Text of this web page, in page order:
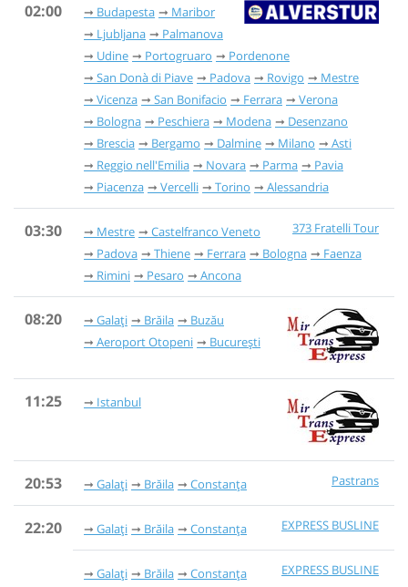
02:00 Budapesta
Maribor
Ljubljana
Palmanova
Udine
Portogruaro
Pordenone
San Donà di Piave
Padova Rovigo
Mestre
Vicenza
San Bonifacio Ferrara
Verona
Bologna
Peschiera Modena
Desenzano
Brescia
Bergamo Dalmine Milano
Asti
Reggio nell'Emilia
Novara Parma
Pavia
Piacenza
Vercelli Torino Alessandria
03:30 373 Fratelli Tour
Mestre
Castelfranco Veneto
Padova
Thiene Ferrara Bologna
Faenza
Rimini
Pesaro Ancona
08:20 Galați Brăila
Buzău
Aeroport Otopeni
București
11:25 Istanbul
20:53 Pastrans
Galați Brăila Constanța
22:20 EXPRESS BUSLINE
Galați Brăila Constanța
EXPRESS BUSLINE
Galați Brăila Constanța